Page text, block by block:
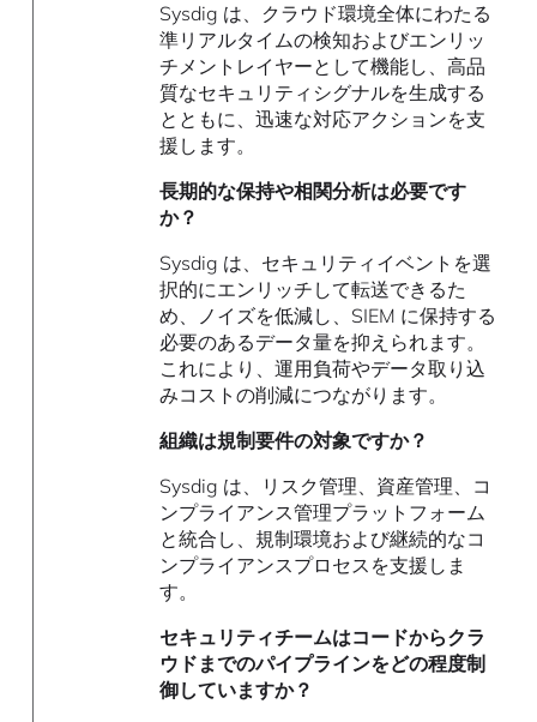
Sysdig は、クラウド環境全体にわたる
準リアルタイムの検知およびエンリッ
チメントレイヤーとして機能し、高品
質なセキュリティシグナルを生成する
とともに、迅速な対応アクションを支
援します。
長期的な保持や相関分析は必要です
か？
Sysdig は、セキュリティイベントを選
択的にエンリッチして転送できるた
め、ノイズを低減し、SIEM に保持する
必要のあるデータ量を抑えられます。
これにより、運用負荷やデータ取り込
みコストの削減につながります。
組織は規制要件の対象ですか？
Sysdig は、リスク管理、資産管理、コ
ンプライアンス管理プラットフォーム
と統合し、規制環境および継続的なコ
ンプライアンスプロセスを支援しま
す。
セキュリティチームはコードからクラ
ウドまでのパイプラインをどの程度制
御していますか？